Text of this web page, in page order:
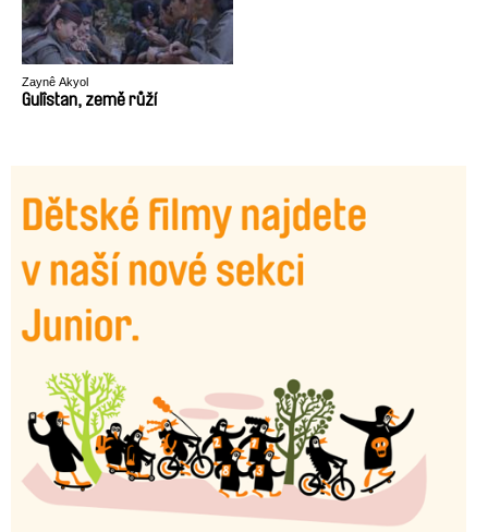
Zaynê Akyol
Gulîstan, země růží